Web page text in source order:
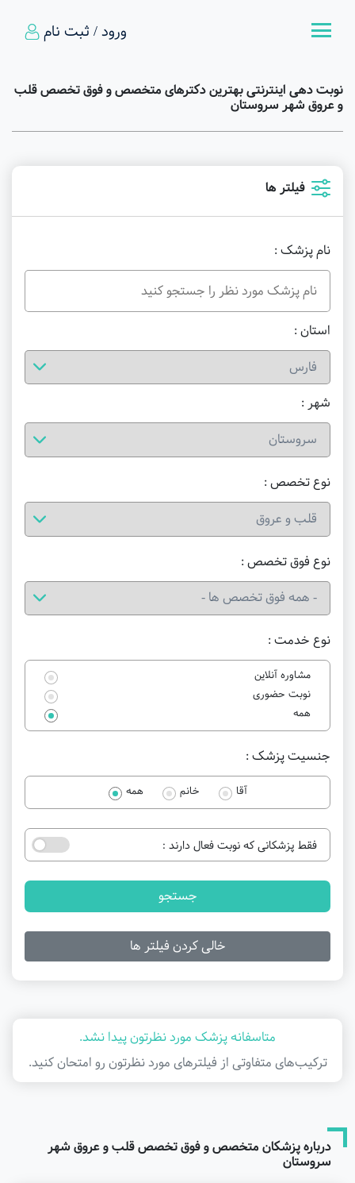
ورود / ثبت نام
نوبت دهی اینترنتی بهترین دکترهای متخصص و فوق تخصص قلب
و عروق شهر سروستان
فیلتر ها
نام پزشک :
استان :
شهر :
نوع خدمت :
مشاوره آنلاین
نوبت حضوری
همه
نوع تخصص :
نوع فوق تخصص :
جنسیت پزشک :
آقا خانم همه
فقط پزشکانی که نوبت فعال دارند :
جستجو
خالی کردن فیلتر ها
متاسفانه پزشک مورد نظرتون پیدا نشد.
ترکیب‌های متفاوتی از فیلتر‌های مورد نظرتون رو امتحان کنید.
درباره پزشکان متخصص و فوق تخصص قلب و عروق شهر
سروستان